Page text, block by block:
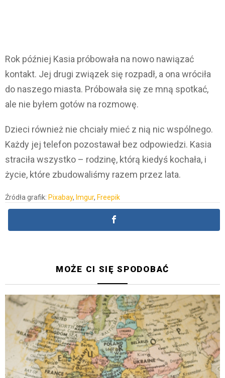
Rok później Kasia próbowała na nowo nawiązać
kontakt. Jej drugi związek się rozpadł, a ona wróciła
do naszego miasta. Próbowała się ze mną spotkać,
ale nie byłem gotów na rozmowę.
Dzieci również nie chciały mieć z nią nic wspólnego.
Każdy jej telefon pozostawał bez odpowiedzi. Kasia
straciła wszystko – rodzinę, którą kiedyś kochała, i
życie, które zbudowaliśmy razem przez lata.
Źródła grafik: Pixabay, Imgur, Freepik
MOŻE CI SIĘ SPODOBAĆ